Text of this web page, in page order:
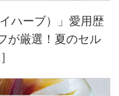
ハーブ）」愛用歴
が厳選！夏のセル